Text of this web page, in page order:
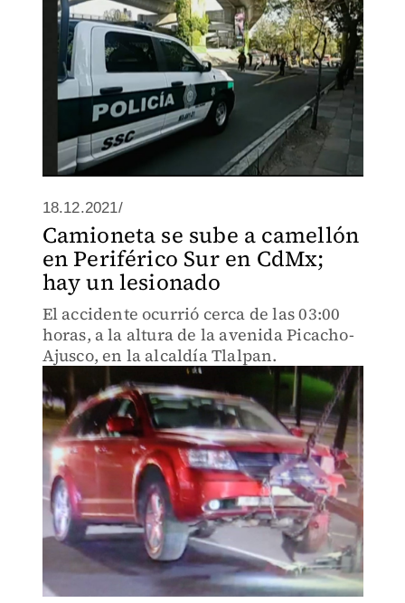
18.12.2021/
Camioneta se sube a camellón
en Periférico Sur en CdMx;
hay un lesionado
El accidente ocurrió cerca de las 03:00
horas, a la altura de la avenida Picacho-
Ajusco, en la alcaldía Tlalpan.